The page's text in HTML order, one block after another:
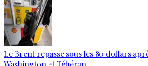
Le Brent repasse sous les 80 dollars
Washington et Téhéran